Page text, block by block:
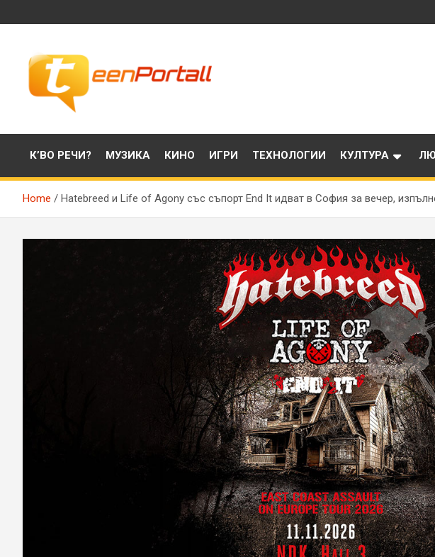
to
TeenPortall
К’ВО РЕЧИ? МУЗИКА КИНО ИГРИ ТЕХНОЛОГИИ КУЛТУРА
Home Hatebreed и Life of Agony със съпорт End It идват в София за вечер,